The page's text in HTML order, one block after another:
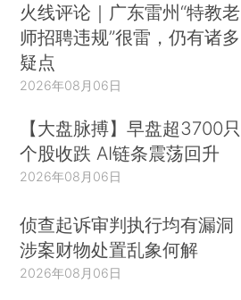
火线评论｜广东雷州“特教老
师招聘违规”很雷，仍有诸多
疑点
2026年08月06日
【大盘脉搏】早盘超3700只
个股收跌 AI链条震荡回升
2026年08月06日
侦查起诉审判执行均有漏洞
涉案财物处置乱象何解
2026年08月06日